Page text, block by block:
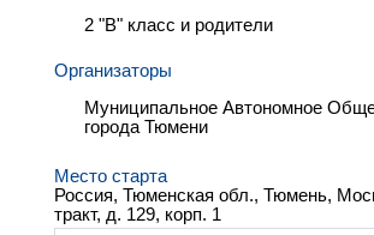
2 "В" класс и родители
Организаторы
Муниципальное Автономное
города Тюмени
Место старта
Россия, Тюменская обл., Тюмень,
тракт, д. 129, корп. 1